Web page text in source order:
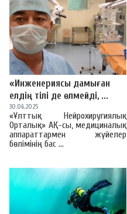
«Инженериясы дамыған
елдің тілі де өлмейді, ...
30.06.2025
«Ұлттық Нейрохиругиялық
Орталық» АҚ-сы, медициналық
аппараттармен жүйелер
бөлімінің бас ...